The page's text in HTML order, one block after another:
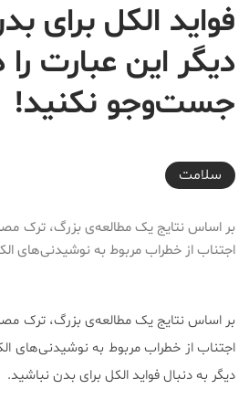
فواید الکل برای
دیگر این عبارت
جست‌وجو نکنید!
2018-08-25T13:54:26+04:30
سلامت
بر اساس نتایج یک مطالعه‌ی بزرگ، ترک
اجتناب از خطراب مربوط به نوشیدنی‌های
بر اساس نتایج یک مطالعه‌ی بزرگ، ترک
اجتناب از خطراب مربوط به نوشیدنی‌های
دیگر به دنبال فواید الکل برای بدن نباشید.